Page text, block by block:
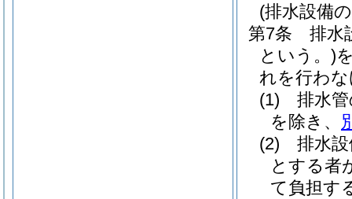
(排水設備
第7条
排水
という。)
れを行わ
(1)
排水
を除き、
(2)
排水
とする者
て負担す